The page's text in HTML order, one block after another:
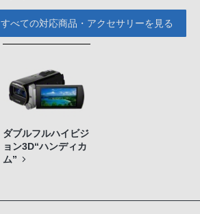
すべての対応商品・アクセサリーを見る
ダブルフルハイビジ
ョン3D“ハンディカ
ム”